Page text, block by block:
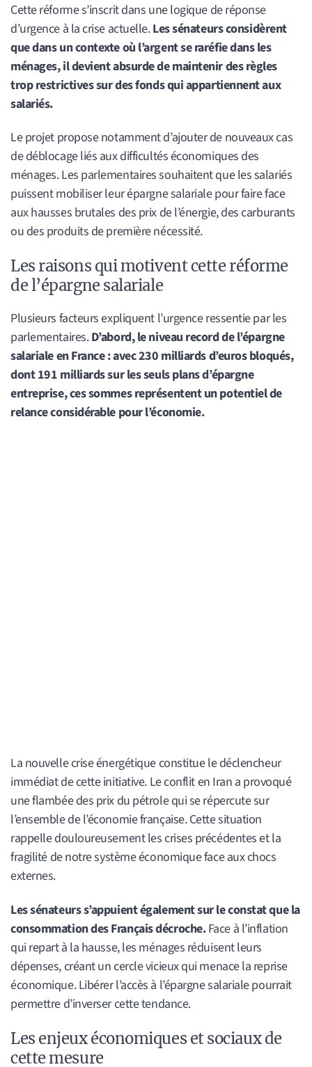
Cette réforme s’inscrit dans une logique de réponse
d’urgence à la crise actuelle.Les sénateurs considèrent
que dans un contexte où l’argent se raréfie dans les
ménages, il devient absurde de maintenir des règles
trop restrictives sur des fonds qui appartiennent aux
salariés.
Le projet propose notamment d’ajouter de nouveaux cas
de déblocage liés aux difficultés économiques des
ménages. Les parlementaires souhaitent que les salariés
puissent mobiliser leur épargne salariale pour faire face
aux hausses brutales des prix de l’énergie, des carburants
ou des produits de première nécessité.
Les raisons qui motivent cette réforme
de l’épargne salariale
Plusieurs facteurs expliquent l’urgence ressentie par les
parlementaires.D’abord, le niveau record de l’épargne
salariale en France : avec 230 milliards d’euros bloqués,
dont 191 milliards sur les seuls plans d’épargne
entreprise, ces sommes représentent un potentiel de
relance considérable pour l’économie.
La nouvelle crise énergétique constitue le déclencheur
immédiat de cette initiative. Le conflit en Iran a provoqué
une flambée des prix du pétrole qui se répercute sur
l’ensemble de l’économie française. Cette situation
rappelle douloureusement les crises précédentes et la
fragilité de notre système économique face aux chocs
externes.
Les sénateurs s’appuient également sur le constat que la
consommation des Français décroche.Face à l’inflation
qui repart à la hausse, les ménages réduisent leurs
dépenses, créant un cercle vicieux qui menace la reprise
économique. Libérer l’accès à l’épargne salariale pourrait
permettre d’inverser cette tendance.
Les enjeux économiques et sociaux de
cette mesure